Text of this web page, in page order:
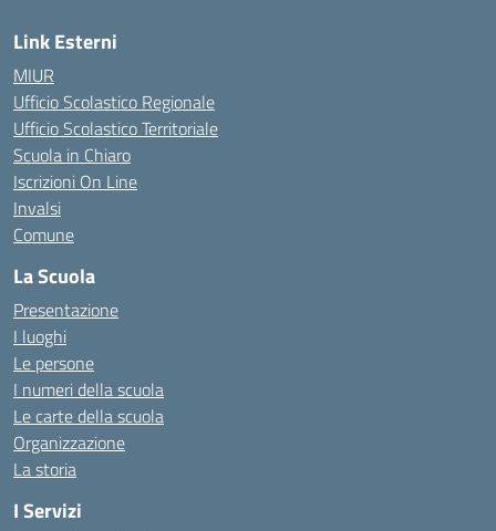
Link Esterni
MIUR
Ufficio Scolastico Regionale
Ufficio Scolastico Territoriale
Scuola in Chiaro
Iscrizioni On Line
Invalsi
Comune
La Scuola
Presentazione
I luoghi
Le persone
I numeri della scuola
Le carte della scuola
Organizzazione
La storia
I Servizi